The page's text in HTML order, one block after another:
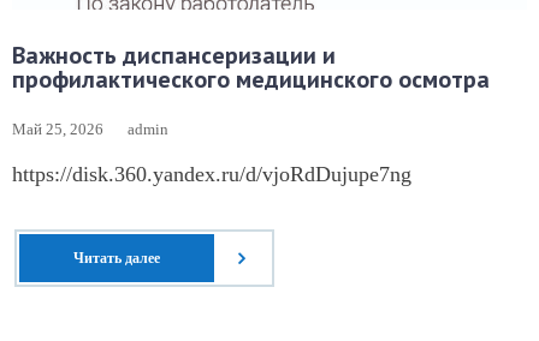
Важность диспансеризации и
профилактического медицинского осмотра
Май 25, 2026 admin
https://disk.360.yandex.ru/d/vjoRdDujupe7ng
Читать далее